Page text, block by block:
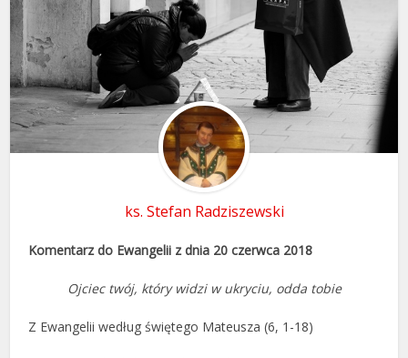
ks. Stefan Radziszewski
Komentarz do Ewangelii z dnia 20 czerwca 2018
Ojciec twój, który widzi w ukryciu, odda tobie
Z Ewangelii według świętego Mateusza (6, 1-18)